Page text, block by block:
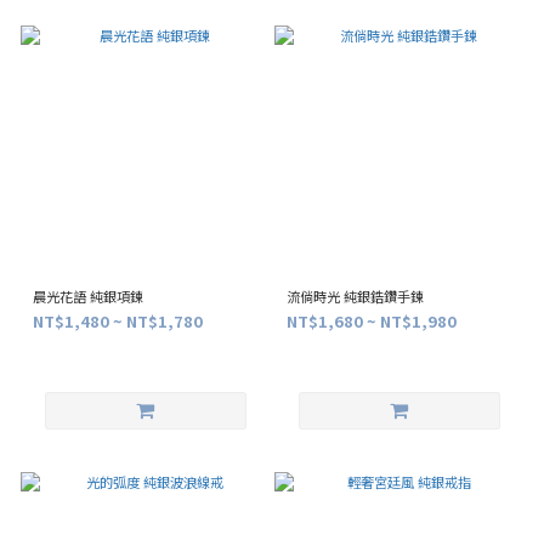
晨光花語 純銀項鍊
NT$1,480 ~ NT$1,780
流倘時光 純銀鋯鑽手鍊
NT$1,680 ~ NT$1,980